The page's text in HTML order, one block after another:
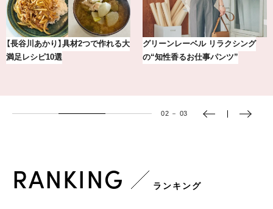
【長谷川あかり】具材2つで作れる大
満足レシピ10選
グリーンレーベル リラクシング
の“知性香るお仕事パンツ”
02 － 03
RANKING ランキング